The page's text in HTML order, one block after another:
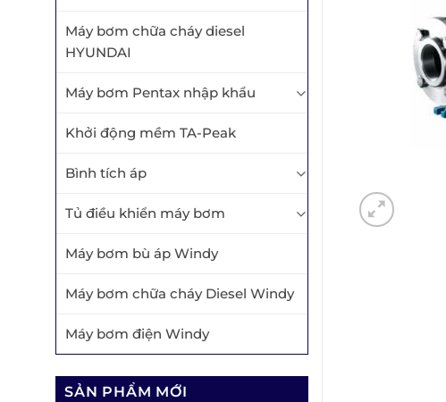
Máy bơm chữa cháy diesel
HYUNDAI
Máy bơm Pentax nhập khẩu
Khởi động mềm TA-Peak
Bình tích áp
Tủ điều khiển máy bơm
Máy bơm bù áp Windy
Máy bơm chữa cháy Diesel Windy
Máy bơm điện Windy
SẢN PHẨM MỚI